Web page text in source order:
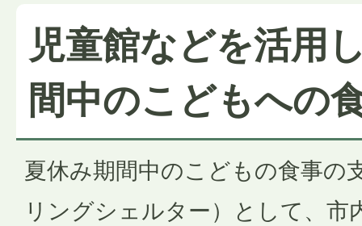
児童館などを活用
間中のこどもへの
夏休み期間中のこどもの食事の
リングシェルター）として、市